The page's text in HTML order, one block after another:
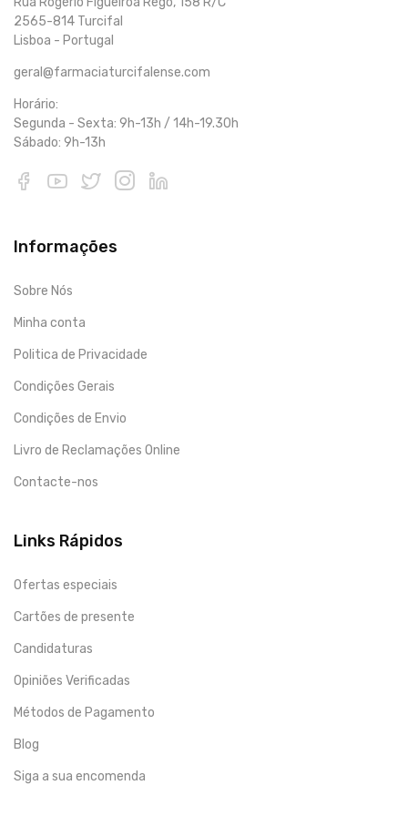
2565-814 Turcifal
Lisboa - Portugal
geral@farmaciaturcifalense.com
Horário:
Segunda - Sexta: 9h-13h / 14h-19.30h
Sábado: 9h-13h
Informações
Sobre Nós
Minha conta
Politica de Privacidade
Condições Gerais
Condições de Envio
Livro de Reclamações Online
Contacte-nos
Links Rápidos
Ofertas especiais
Cartões de presente
Candidaturas
Opiniões Verificadas
Métodos de Pagamento
Blog
Siga a sua encomenda